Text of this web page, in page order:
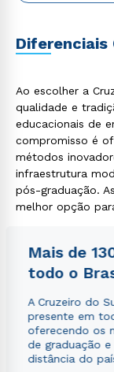
Diferenciais
Ao escolher a
qualidade e
educacionais de
compromisso é
métodos
infraestrutura
pós-graduação.
melhor opção
Mais de
todo o
A Cruzeiro do
presente em
oferecendo os
de graduação
distância do
Estou de
autorizo que
envio de